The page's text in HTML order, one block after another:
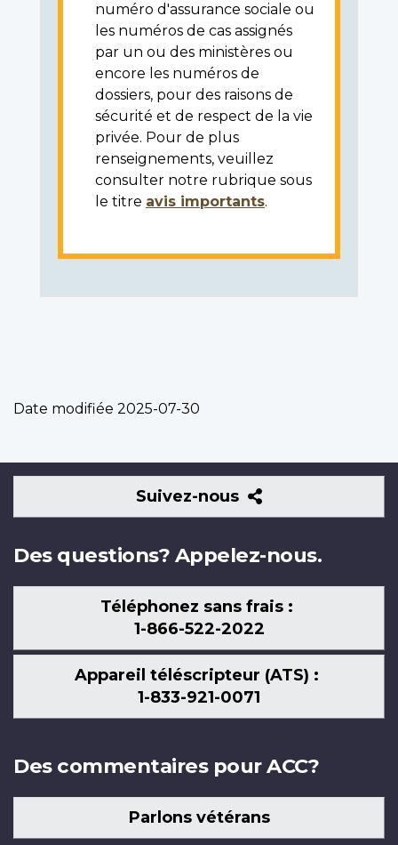
numéro d'assurance sociale ou
les numéros de cas assignés
par un ou des ministères ou
encore les numéros de
dossiers, pour des raisons de
sécurité et de respect de la vie
privée. Pour de plus
renseignements, veuillez
consulter notre rubrique sous
le titre avis importants.
Date modifiée 2025-07-30
Suivez-nous
Suivez-
nous
Des questions? Appelez-nous.
Téléphonez sans frais :
1-866-522-2022
Appareil téléscripteur (ATS) :
1-833-921-0071
Des commentaires pour ACC?
Parlons vétérans